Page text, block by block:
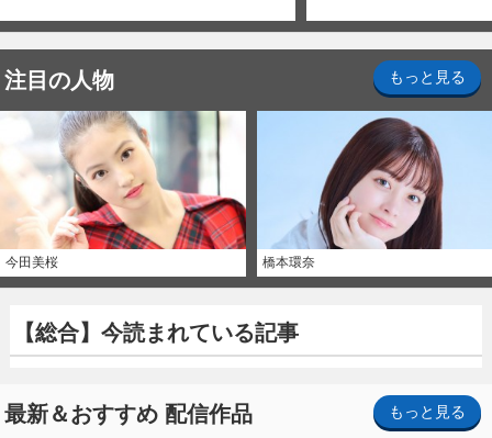
注目の人物 もっと見る
今田美桜 橋本環奈
【総合】今読まれている記事
最新＆おすすめ 配信作品 もっと見る